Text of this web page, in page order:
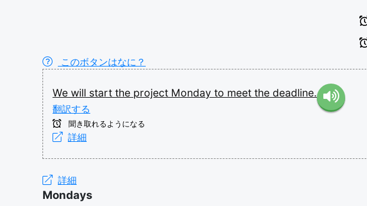
このボタンはなに？
We will start the project Monday to meet the deadline.
翻訳する
聞き取れるようになる
詳細
詳細
Mondays